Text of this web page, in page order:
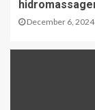
December 6, 2024